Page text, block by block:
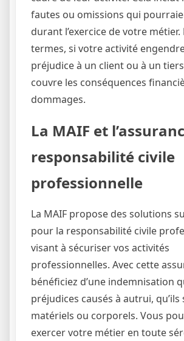
fautes ou omissions qui
durant l’exercice de votre métier.
termes, si votre activité
préjudice à un client ou à un
couvre les conséquences
dommages.
La MAIF et
responsabilité civile
professionnelle
La MAIF propose des solutions
pour la responsabilité civile
visant à sécuriser vos activités
professionnelles. Avec cette
bénéficiez d’une indemnisation
préjudices causés à autrui, qu’ils
matériels ou corporels. Vous
exercer votre métier en toute